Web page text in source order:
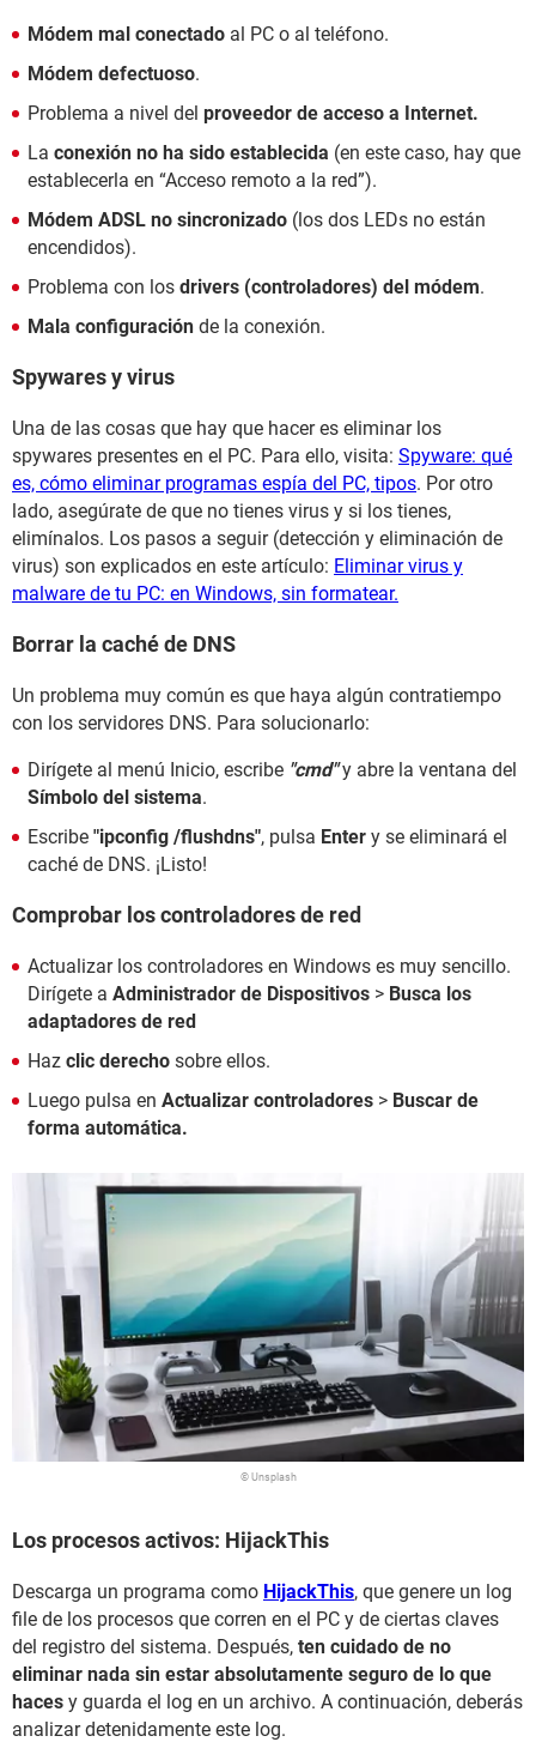
Módem mal conectado al PC o al teléfono.
Módem defectuoso.
Problema a nivel del proveedor de acceso a Internet.
La conexión no ha sido establecida (en este caso, hay que
establecerla en “Acceso remoto a la red”).
Módem ADSL no sincronizado (los dos LEDs no están
encendidos).
Problema con los drivers (controladores) del módem.
Mala configuración de la conexión.
Spywares y virus
Una de las cosas que hay que hacer es eliminar los
spywares presentes en el PC. Para ello, visita: Spyware: qué
es, cómo eliminar programas espía del PC, tipos. Por otro
lado, asegúrate de que no tienes virus y si los tienes,
elimínalos. Los pasos a seguir (detección y eliminación de
virus) son explicados en este artículo: Eliminar virus y
malware de tu PC: en Windows, sin formatear.
Borrar la caché de DNS
Un problema muy común es que haya algún contratiempo
con los servidores DNS. Para solucionarlo:
Dirígete al menú Inicio, escribe "cmd"y abre la ventana del
Símbolo del sistema.
Escribe "ipconfig /flushdns", pulsa Enter y se eliminará el
caché de DNS. ¡Listo!
Comprobar los controladores de red
Actualizar los controladores en Windows es muy sencillo.
Dirígete a Administrador de Dispositivos > Busca los
adaptadores de red
Haz clic derecho sobre ellos.
Luego pulsa en Actualizar controladores > Buscar de
forma automática.
© Unsplash
Los procesos activos: HijackThis
Descarga un programa como HijackThis, que genere un log
file de los procesos que corren en el PC y de ciertas claves
del registro del sistema. Después, ten cuidado de no
eliminar nada sin estar absolutamente seguro de lo que
haces y guarda el log en un archivo. A continuación, deberás
analizar detenidamente este log.